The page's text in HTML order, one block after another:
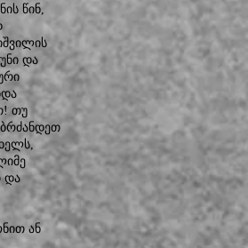
წინ,
და
თუ
და
ან